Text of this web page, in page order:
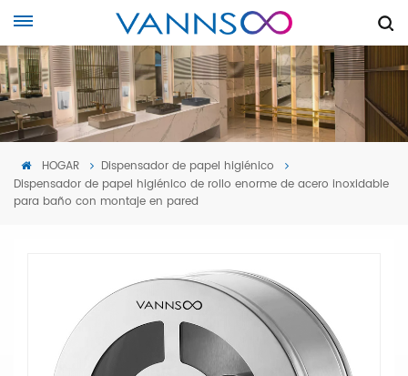
HOGAR
Dispensador de papel higiénico
Dispensador de papel higiénico de rollo enorme de acero inoxidable
para baño con montaje en pared